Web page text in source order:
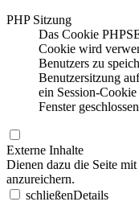
PHP Sitzung
Das Cookie
Cookie wird
Benutzers zu
Benutzersitzung
ein Session-
Fenster
Externe Inhalte
Dienen dazu die Seite
anzureichern.
schließenDetails